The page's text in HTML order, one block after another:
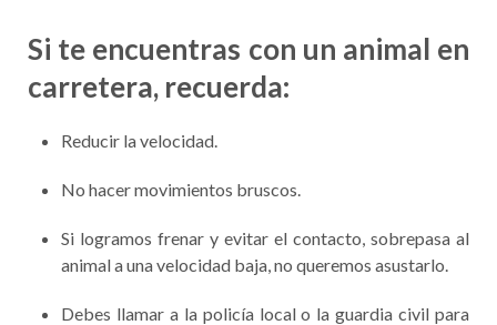
Si te encuentras con un animal en
carretera, recuerda:
Reducir la velocidad.
No hacer movimientos bruscos.
Si logramos frenar y evitar el contacto, sobrepasa al
animal a una velocidad baja, no queremos asustarlo.
Debes llamar a la policía local o la guardia civil para